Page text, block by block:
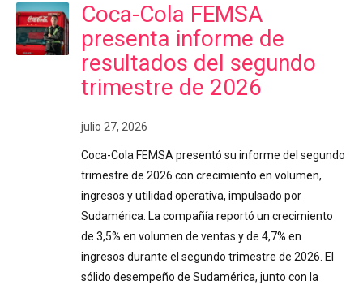
Coca-Cola FEMSA
presenta informe de
resultados del segundo
trimestre de 2026
julio 27, 2026
Coca-Cola FEMSA presentó su informe del segundo
trimestre de 2026 con crecimiento en volumen,
ingresos y utilidad operativa, impulsado por
Sudamérica. La compañía reportó un crecimiento
de 3,5% en volumen de ventas y de 4,7% en
ingresos durante el segundo trimestre de 2026. El
sólido desempeño de Sudamérica, junto con la